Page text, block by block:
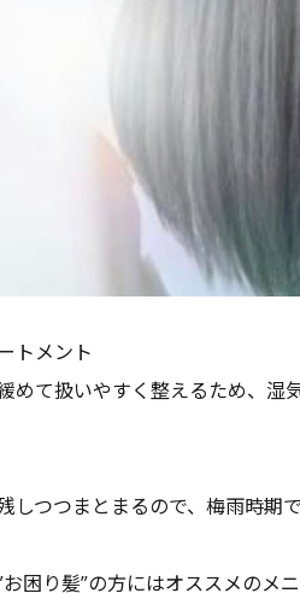
トメント
めて扱いやすく整えるため、湿
しつつまとまるので、梅雨時期
困り髪”の方にはオススメのメ